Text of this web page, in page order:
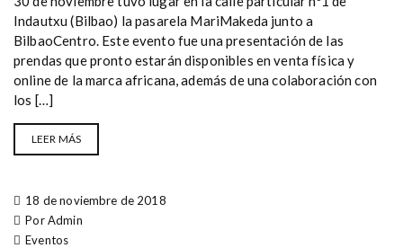
Indautxu (Bilbao) la pasarela MariMakeda junto a
BilbaoCentro. Este evento fue una presentación de las
prendas que pronto estarán disponibles en venta física y
online de la marca africana, además de una colaboración con
los […]
LEER MÁS
18 de noviembre de 2018
Por Admin
Eventos